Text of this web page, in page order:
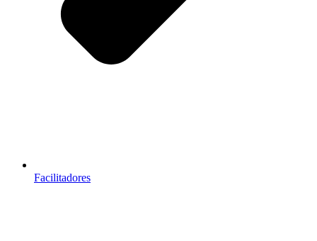
Facilitadores